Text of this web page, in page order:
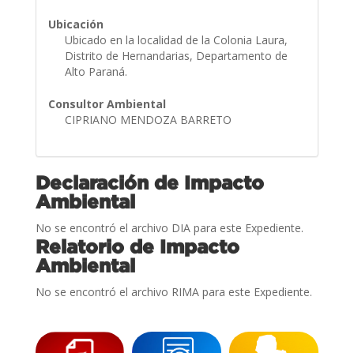
Ubicación
Ubicado en la localidad de la Colonia Laura,
Distrito de Hernandarias, Departamento de
Alto Paraná.
Consultor Ambiental
CIPRIANO MENDOZA BARRETO
Declaración de Impacto
Ambiental
No se encontró el archivo DIA para este Expediente.
Relatorio de Impacto
Ambiental
No se encontró el archivo RIMA para este Expediente.